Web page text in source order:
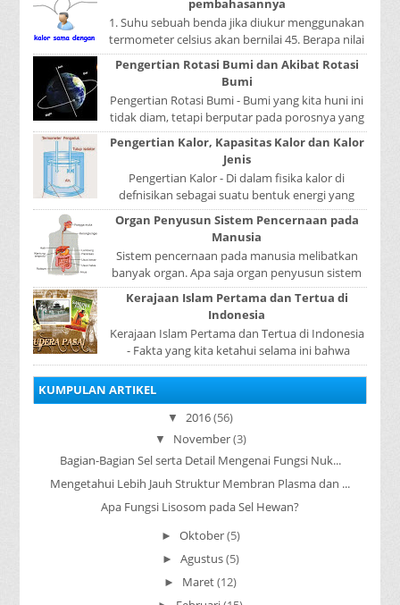
pembahasannya
1. Suhu sebuah benda jika diukur menggunakan
termometer celsius akan bernilai 45. Berapa nilai
yang ditunjukkan oleh termometer Reamur, ...
Pengertian Rotasi Bumi dan Akibat Rotasi
Bumi
Pengertian Rotasi Bumi - Bumi yang kita huni ini
tidak diam, tetapi berputar pada porosnya yang
disebut rotasi bumi. Waktu yang diperlukan...
Pengertian Kalor, Kapasitas Kalor dan Kalor
Jenis
Pengertian Kalor - Di dalam fisika kalor di
defnisikan sebagai suatu bentuk energi yang
dapat berpindah atau mengalir dari benda yang
...
Organ Penyusun Sistem Pencernaan pada
Manusia
Sistem pencernaan pada manusia melibatkan
banyak organ. Apa saja organ penyusun sistem
pencernaan pada manusia ? Organ penyusun
sistem p...
Kerajaan Islam Pertama dan Tertua di
Indonesia
Kerajaan Islam Pertama dan Tertua di Indonesia
- Fakta yang kita ketahui selama ini bahwa
kerajaan Samudera Pasai merupakan kerajaan ...
KUMPULAN ARTIKEL
▼ 2016(56)
▼ November(3)
Bagian-Bagian Sel serta Detail Mengenai Fungsi Nuk...
Mengetahui Lebih Jauh Struktur Membran Plasma dan ...
Apa Fungsi Lisosom pada Sel Hewan?
► Oktober(5)
► Agustus(5)
► Maret(12)